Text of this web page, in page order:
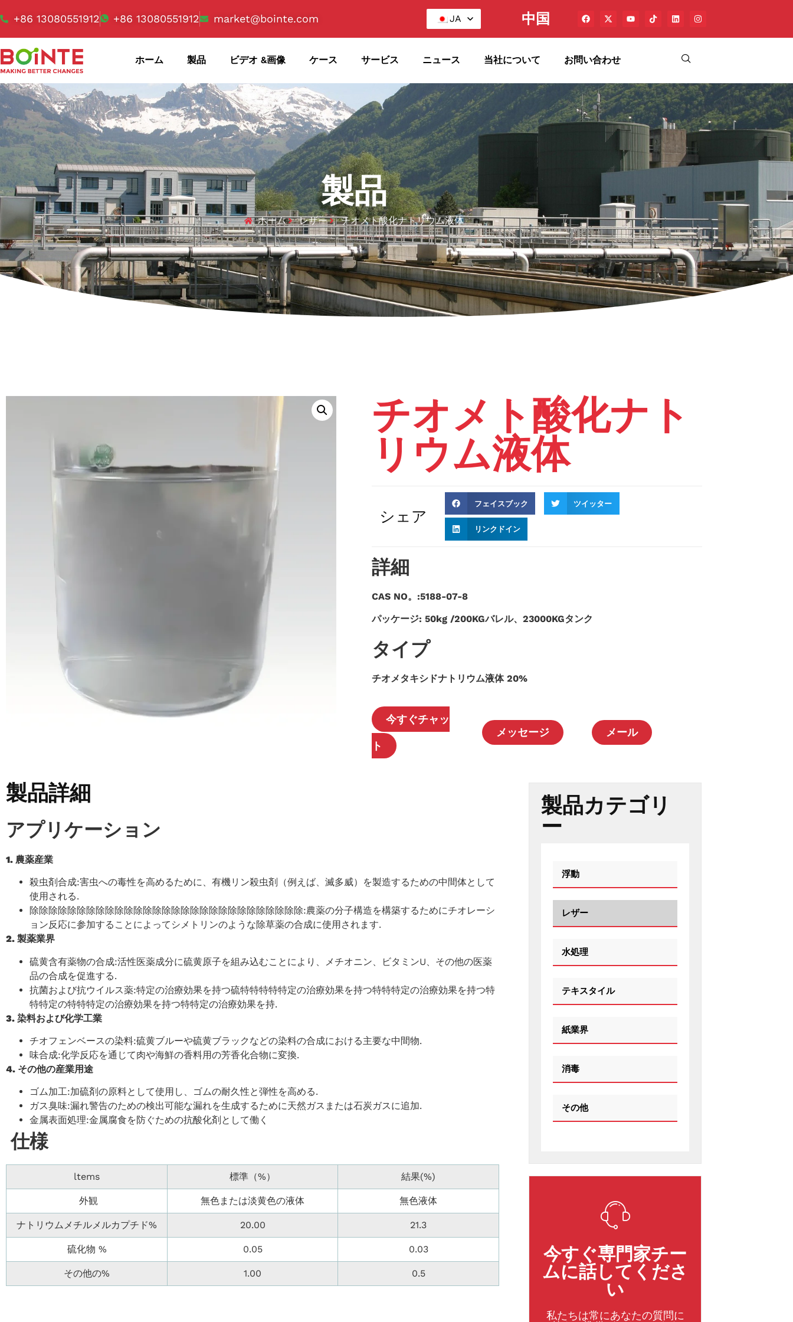
+86 13080551912 +86 13080551912 market@bointe.com JA 中国
ホーム 製品 ビデオ &画像 ケース サービス ニュース 当社について お問い合わせ
製品
ホーム レザー チオメト酸化ナトリウム液体
チオメト酸化ナト
リウム液体
シェア
フェイスブック ツイッター
リンクドイン
詳細
CAS NO。:5188-07-8
パッケージ: 50kg /200KGバレル、23000KGタンク
タイプ
チオメタキシドナトリウム液体 20%
今すぐチャッ
ト
メッセージ メール
製品詳細
アプリケーション
‌1. 農薬産業‌
殺虫剤合成‌:害虫への毒性を高めるために、有機リン殺虫剤（例えば、滅多威）を製造するための中間体として
使用される‌.
‌除除除除除除除除除除除除除除除除除除除除除除除除除除除除除‌:農薬の分子構造を構築するためにチオレーシ
ョン反応に参加することによってシメトリンのような除草薬の合成に使用されます‌.
‌2. 製薬業界‌
硫黄含有薬物の合成‌:活性医薬成分に硫黄原子を組み込むことにより、メチオニン、ビタミンU、その他の医薬
品の合成を促進する‌.
‌抗菌および抗ウイルス薬‌:特定の治療効果を持つ硫特特特特特定の治療効果を持つ特特特定の治療効果を持つ特
特特定の特特特定の治療効果を持つ特特定の治療効果を持‌.
‌3. 染料および化学工業‌
‌チオフェンベースの染料‌:硫黄ブルーや硫黄ブラックなどの染料の合成における主要な中間物‌.
‌味合成‌:化学反応を通じて肉や海鮮の香料用の芳香化合物に変換‌.
‌4. その他の産業用途‌
ゴム加工‌:加硫剤の原料として使用し、ゴムの耐久性と弾性を高める‌.
‌ガス臭味‌:漏れ警告のための検出可能な漏れを生成するために天然ガスまたは石炭ガスに追加‌.
‌金属表面処理‌:金属腐食を防ぐための抗酸化剤として働く‌
仕様
ltems 標準（%） 結果(%)
外観 無色または淡黄色の液体 無色液体
ナトリウムメチルメルカプチド% 20.00 21.3
硫化物 % 0.05 0.03
その他の% 1.00 0.5
製品カテゴリ
ー
浮動
レザー
水処理
テキスタイル
紙業界
消毒
その他
今すぐ専門家チー
ムに話してくださ
い
私たちは常にあなたの質問に